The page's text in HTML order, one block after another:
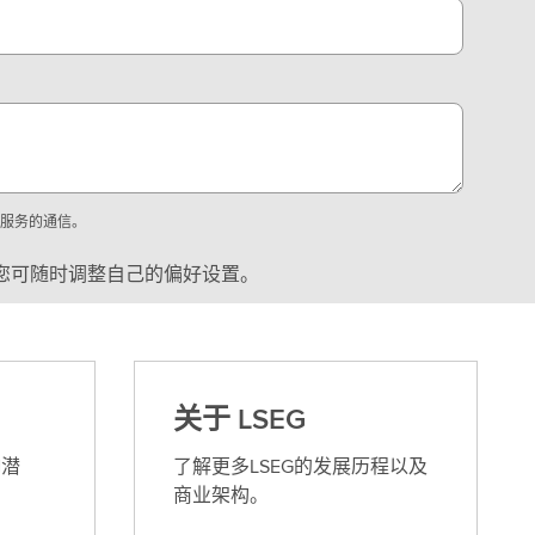
务的通信。
随时调整自己的偏好设置。
关于 LSEG
了解更多LSEG的发展历程以及
商业架构。